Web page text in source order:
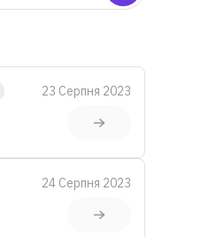
23 Серпня 2023
24 Серпня 2023